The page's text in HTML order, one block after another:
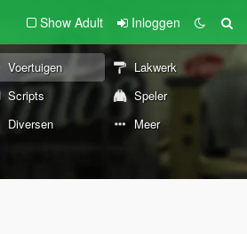
Show Adult Inloggen
Voertuigen
Lakwerk
Scripts
Speler
Diversen Meer